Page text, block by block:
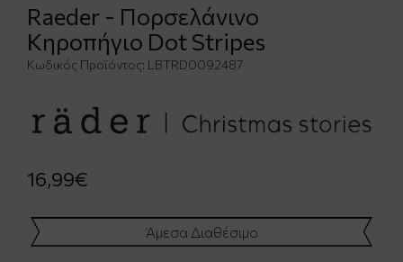
Raeder - Πορσελάνινο
Κηροπήγιο Dot Stripes
Κωδικός Προϊόντος: LBTRD0092487
16,99€
Άμεσα Διαθέσιμο